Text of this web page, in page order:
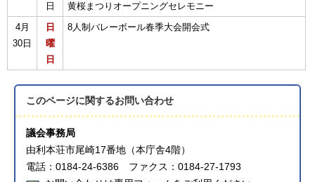
日
黄桜まつりオープニングセレモニー
4月
30日
日
曜
日
8人制バレーボール春季大会開会式
このページに関するお問い合わせ
議会事務局
由利本荘市尾崎17番地（本庁舎4階）
電話：0184-24-6386 ファクス：0184-27-1793